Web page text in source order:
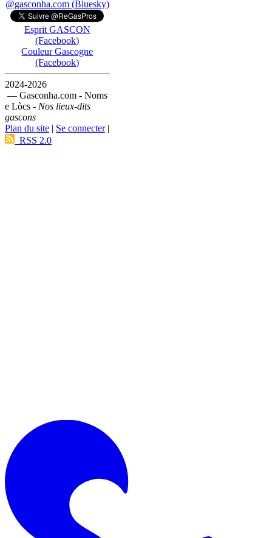
@gasconha.com (Bluesky)
Esprit GASCON
(Facebook)
Couleur Gascogne
(Facebook)
2024-2026
— Gasconha.com - Noms
e Lòcs - Nos lieux-dits
gascons
Plan du site
Se connecter|
RSS 2.0